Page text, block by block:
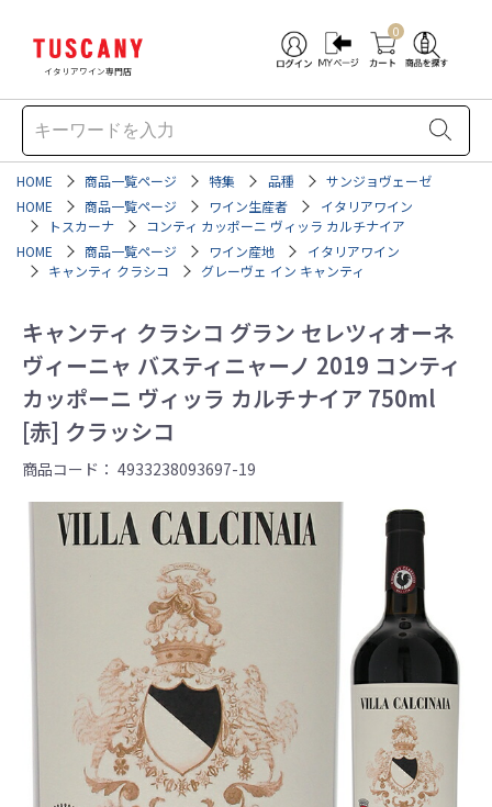
イタリアワイン専門店
0
HOME 商品一覧ページ 特集 品種
サンジョヴェーゼ
HOME
商品一覧ページ ワイン生産者
イタリアワイン
トスカーナ
コンティ カッポーニ ヴィッラ カルチナイア
HOME
商品一覧ページ ワイン産地
イタリアワイン
キャンティ クラシコ
グレーヴェ イン キャンティ
キャンティ クラシコ グラン セレツィオーネ
ヴィーニャ バスティニャーノ 2019 コンティ
カッポーニ ヴィッラ カルチナイア 750ml
[赤] クラッシコ
商品コード： 4933238093697-19